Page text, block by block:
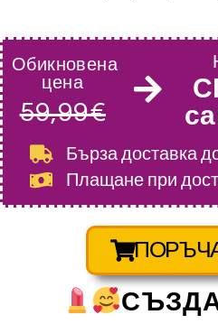
Обикновена
цена
59,99€
Бърза доставка
Плащане при